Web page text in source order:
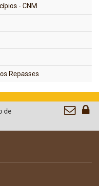
- CNM
Repasses
de